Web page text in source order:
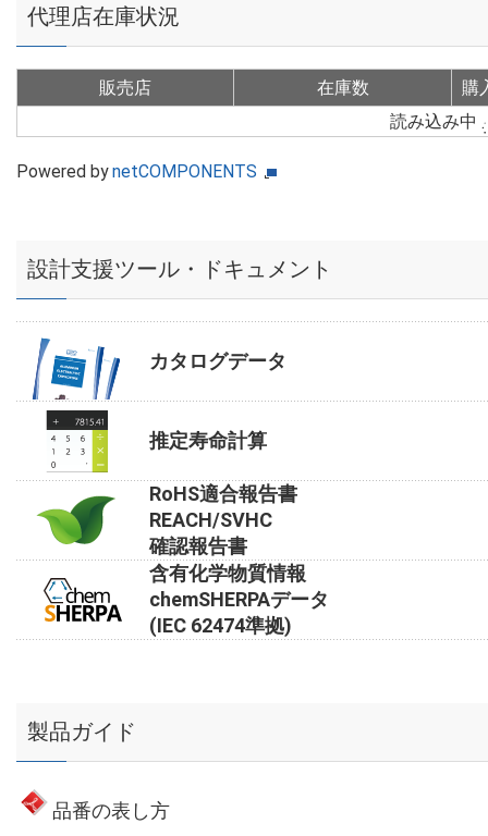
代理店在庫状況
販売店 在庫数
購
読み込み中
Powered bynetCOMPONENTS
設計支援ツール・ドキュメント
カタログデータ
推定寿命計算
RoHS適合報告書
REACH/SVHC
確認報告書
含有化学物質情報
chemSHERPAデータ
(IEC 62474準拠)
製品ガイド
品番の表し方